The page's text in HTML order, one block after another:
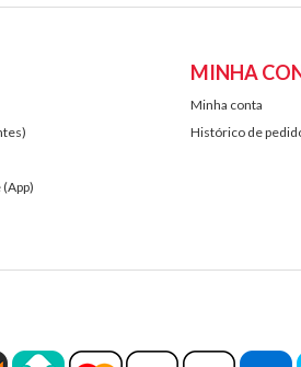
MINHA
Minha conta
Histórico de